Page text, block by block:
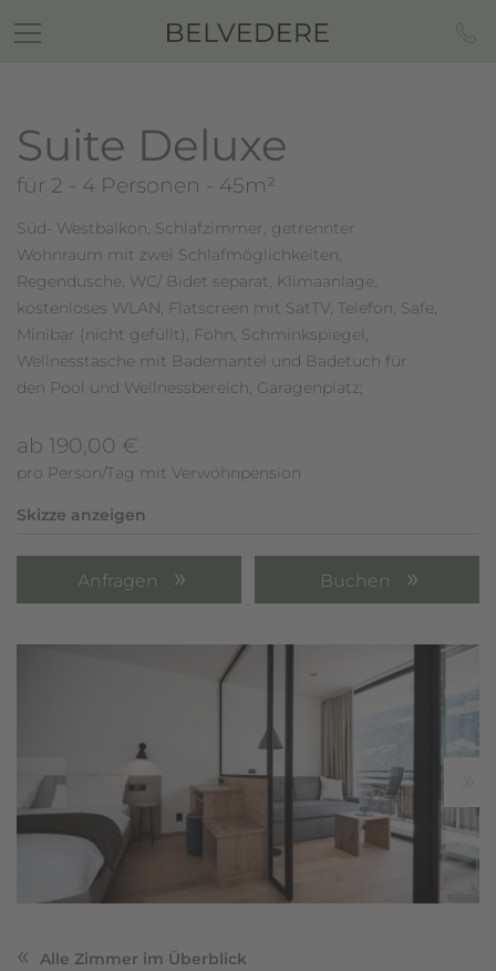
Suite Deluxe
für 2 - 4 Personen - 45m²
Süd- Westbalkon, Schlafzimmer, getrennter
Wohnraum mit zwei Schlafmöglichkeiten,
Regendusche, WC/ Bidet separat, Klimaanlage,
kostenloses WLAN, Flatscreen mit SatTV, Telefon, Safe,
Minibar (nicht gefüllt), Föhn, Schminkspiegel,
Wellnesstasche mit Bademantel und Badetuch für
den Pool und Wellnessbereich, Garagenplatz;
ab 190,00 €
pro Person/Tag mit Verwöhnpension
Skizze anzeigen
Anfragen Buchen
Alle Zimmer im Überblick